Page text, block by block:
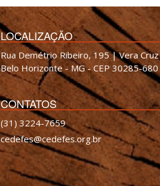
LOCALIZAÇÃO
Rua Demétrio Ribeiro, 195 | Vera Cruz
Belo Horizonte - MG - CEP 30285-680
CONTATOS
(31) 3224-7659
cedefes@cedefes.org.br